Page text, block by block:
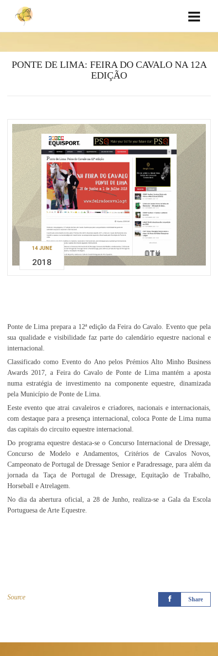
PONTE DE LIMA: FEIRA DO CAVALO NA 12A
EDIÇÃO
14 JUNE
2018
Ponte de Lima prepara a 12ª edição da Feira do Cavalo. Evento que pela
sua qualidade e visibilidade faz parte do calendário equestre nacional e
internacional.
Classificado como Evento do Ano pelos Prémios Alto Minho Business
Awards 2017, a Feira do Cavalo de Ponte de Lima mantém a aposta
numa estratégia de investimento na componente equestre, dinamizada
pela Município de Ponte de Lima.
Eeste evento que atrai cavaleiros e criadores, nacionais e internacionais,
com destaque para a presença internacional, coloca Ponte de Lima numa
das capitais do circuito equestre internacional.
Do programa equestre destaca-se o Concurso Internacional de Dressage,
Concurso de Modelo e Andamentos, Critérios de Cavalos Novos,
Campeonato de Portugal de Dressage Senior e Paradressage, para além da
jornada da Taça de Portugal de Dressage, Equitação de Trabalho,
Horseball e Atrelagem.
No dia da abertura oficial, a 28 de Junho, realiza-se a Gala da Escola
Portuguesa de Arte Equestre.
Source Share